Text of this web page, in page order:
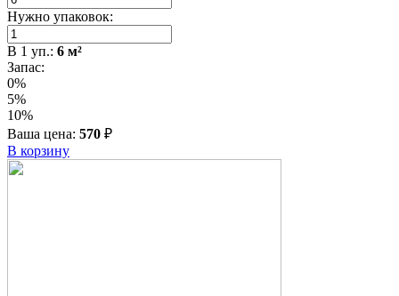
Нужно упаковок:
В 1 уп.: 6 м²
Запас:
0%
5%
10%
Ваша цена: 570 ₽
В корзину